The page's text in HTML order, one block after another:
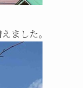
ました。